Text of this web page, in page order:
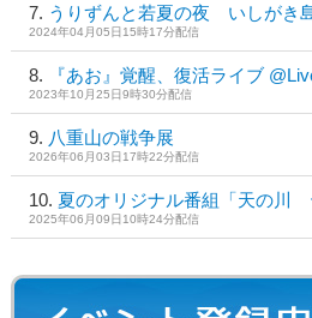
うりずんと若夏の夜 いしがき
2024年04月05日15時17分配信
『あお』覚醒、復活ライブ
2023年10月25日9時30分配信
八重山の戦争展
2026年06月03日17時22分配信
夏のオリジナル番組「天の川
2025年06月09日10時24分配信